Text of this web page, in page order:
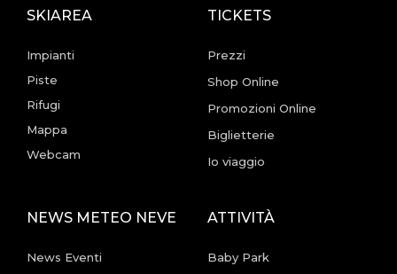
SKIAREA
Impianti
Piste
Rifugi
Mappa
Webcam
TICKETS
Prezzi
Shop Online
Promozioni Online
Biglietterie
Io viaggio
NEWS METEO NEVE
News Eventi
ATTIVITÀ
Baby Park